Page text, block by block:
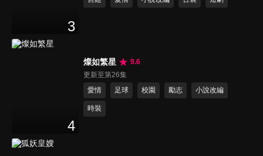
3
4
燦如繁星
9.6
更新至第26集
愛情
足球 校園 勵志 小說改編
時裝